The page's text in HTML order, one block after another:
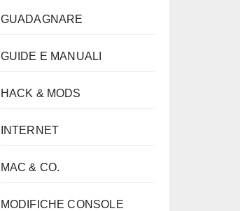
GUADAGNARE
GUIDE E MANUALI
HACK & MODS
INTERNET
MAC & CO.
MODIFICHE CONSOLE